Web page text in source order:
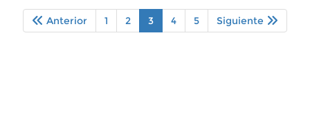
Anterior 1 2 3 4 5 Siguiente